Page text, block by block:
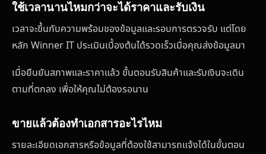
ใช้เวลานานไหมกว่าจะได้ราคาและรับเงิน
เวลาจะขึ้นกับความพร้อมของข้อมูลและรอบการตรวจรับ แต่โดย
หลัก Winner IT ประเมินเบื้องต้นได้รวดเร็วเมื่อคุณส่งข้อมูลมา
เมื่อยืนยันสภาพและราคาแล้ว ขั้นตอนรับสินค้าและรับเงินจะเดิน
ตามที่ตกลง เพื่อให้คุณไม่ต้องรอนาน
ขายแล้วต้องทำเอกสารอะไรไหม
รายละเอียดเอกสารหรือข้อมูลที่ต้องใช้สามารถแจ้งได้ในขั้นตอน